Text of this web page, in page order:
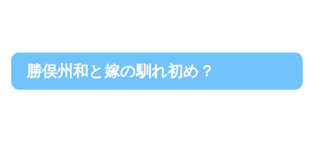
勝俣州和と嫁の馴れ初め？